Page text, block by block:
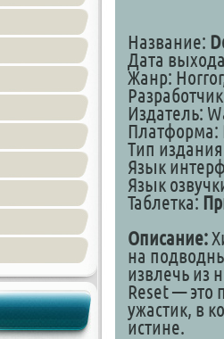
Название:
Дата
Жанр:
Издатель:
Платформа:
Тип
Язык
Язык
Таблетка:
Описание:
на
извлечь из
Reset — это
ужастик, в
истине.